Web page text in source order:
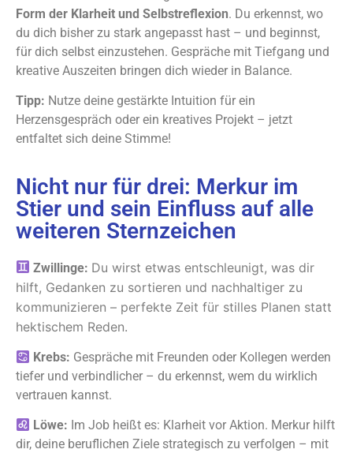
Form der Klarheit und Selbstreflexion. Du erkennst, wo
du dich bisher zu stark angepasst hast – und beginnst,
für dich selbst einzustehen. Gespräche mit Tiefgang und
kreative Auszeiten bringen dich wieder in Balance.
Tipp: Nutze deine gestärkte Intuition für ein
Herzensgespräch oder ein kreatives Projekt – jetzt
entfaltet sich deine Stimme!
Nicht nur für drei: Merkur im
Stier und sein Einfluss auf alle
weiteren Sternzeichen
Zwillinge: Du wirst etwas entschleunigt, was dir
hilft, Gedanken zu sortieren und nachhaltiger zu
kommunizieren – perfekte Zeit für stilles Planen statt
hektischem Reden.
Krebs: Gespräche mit Freunden oder Kollegen werden
tiefer und verbindlicher – du erkennst, wem du wirklich
vertrauen kannst.
Löwe: Im Job heißt es: Klarheit vor Aktion. Merkur hilft
dir, deine beruflichen Ziele strategisch zu verfolgen – mit